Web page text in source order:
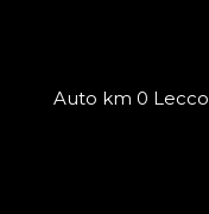
Auto km 0 Lecco